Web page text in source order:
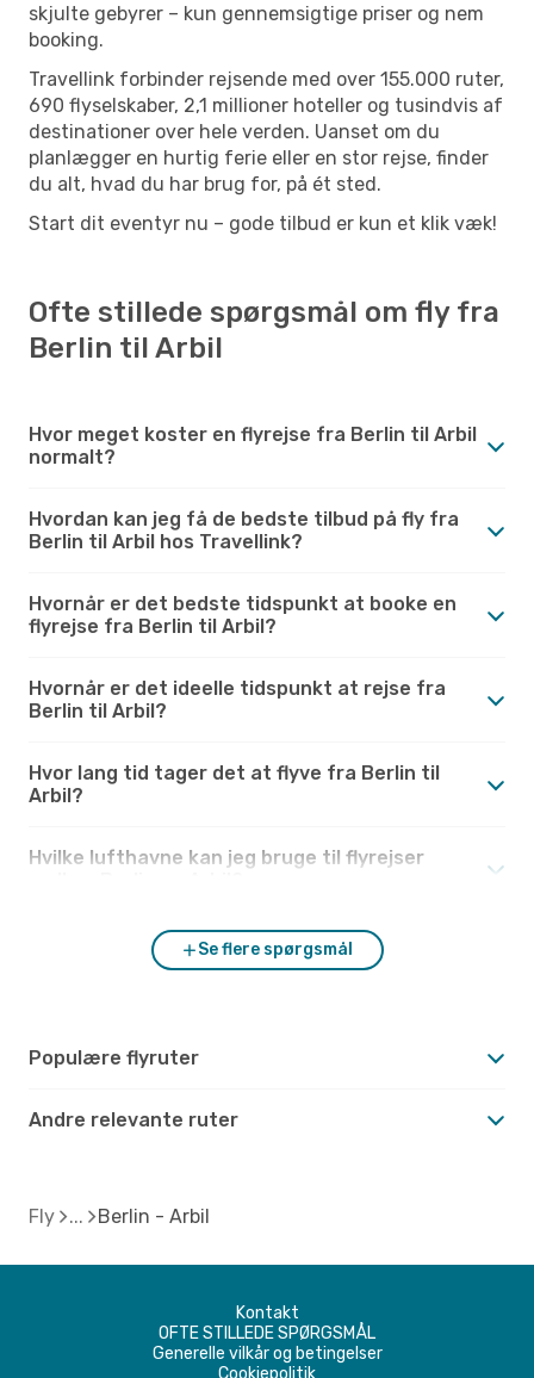
skjulte gebyrer – kun gennemsigtige priser og nem
booking.
Travellink forbinder rejsende med over 155.000 ruter,
690 flyselskaber, 2,1 millioner hoteller og tusindvis af
destinationer over hele verden. Uanset om du
planlægger en hurtig ferie eller en stor rejse, finder
du alt, hvad du har brug for, på ét sted.
Start dit eventyr nu – gode tilbud er kun et klik væk!
Ofte stillede spørgsmål om fly fra
Berlin til Arbil
Hvor meget koster en flyrejse fra Berlin til Arbil
normalt?
Hvordan kan jeg få de bedste tilbud på fly fra
Berlin til Arbil hos Travellink?
Hvornår er det bedste tidspunkt at booke en
flyrejse fra Berlin til Arbil?
Hvornår er det ideelle tidspunkt at rejse fra
Berlin til Arbil?
Hvor lang tid tager det at flyve fra Berlin til
Arbil?
Hvilke lufthavne kan jeg bruge til flyrejser
Se flere spørgsmål
Populære flyruter
Andre relevante ruter
Fly Berlin - Arbil
Kontakt
OFTE STILLEDE SPØRGSMÅL
Generelle vilkår og betingelser
Cookiepolitik